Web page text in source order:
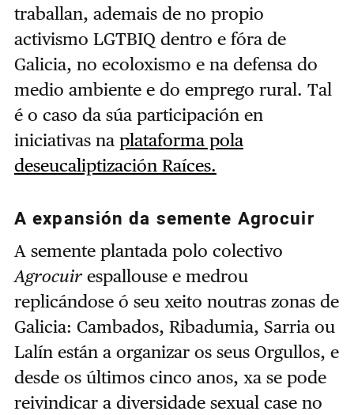
traballan, ademais de no propio
activismo LGTBIQ dentro e fóra de
Galicia, no ecoloxismo e na defensa do
medio ambiente e do emprego rural. Tal
é o caso da súa participación en
iniciativas na plataforma pola
deseucaliptización Raíces.
A expansión da semente Agrocuir
A semente plantada polo colectivo
Agrocuirespallouse e medrou
replicándose ó seu xeito noutras zonas de
Galicia: Cambados, Ribadumia, Sarria ou
Lalín están a organizar os seus Orgullos, e
desde os últimos cinco anos, xa se pode
reivindicar a diversidade sexual case no